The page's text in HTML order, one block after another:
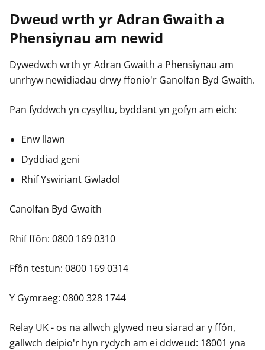
Dweud wrth yr Adran Gwaith a
Phensiynau am newid
Dywedwch wrth yr Adran Gwaith a Phensiynau am
unrhyw newidiadau drwy ffonio'r Ganolfan Byd Gwaith.
Pan fyddwch yn cysylltu, byddant yn gofyn am eich:
Enw llawn
Dyddiad geni
Rhif Yswiriant Gwladol
Canolfan Byd Gwaith
Rhif ffôn: 0800 169 0310
Ffôn testun: 0800 169 0314
Y Gymraeg: 0800 328 1744
Relay UK - os na allwch glywed neu siarad ar y ffôn,
gallwch deipio'r hyn rydych am ei ddweud: 18001 yna